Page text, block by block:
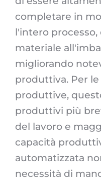
completare in
l'intero
materiale
migliorando
produttiva. Per
produttive,
produttivi più
del lavoro e
capacità
automatizzata
necessità di